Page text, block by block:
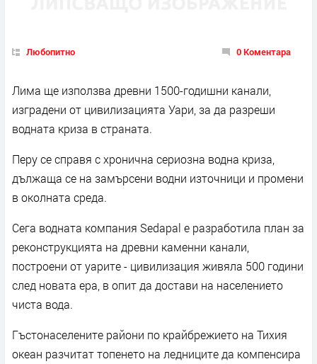
Любопитно 0 Коментара
Лима ще използва древни 1500-годишни канали,
изградени от цивилизацията Уари, за да разреши
водната криза в страната.
Перу се справя с хронична сериозна водна криза,
дължаща се на замърсени водни източници и промени
в околната среда.
Сега водната компания Sedapal е разработила план за
реконструкцията на древни каменни канали,
построени от уарите - цивилизация живяла 500 години
след новата ера, в опит да достави на населението
чиста вода.
Гъстонаселените райони по крайбрежието на Тихия
океан разчитат топенето на ледниците да компенсира